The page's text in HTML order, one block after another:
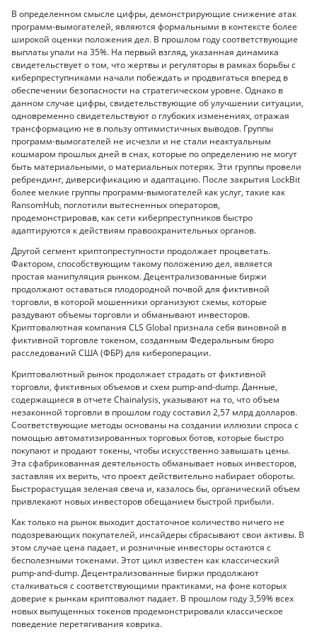
В определенном смысле цифры, демонстрирующие снижение атак
программ-вымогателей, являются формальными в контексте более
широкой оценки положения дел. В прошлом году соответствующие
выплаты упали на 35%. На первый взгляд, указанная динамика
свидетельствует о том, что жертвы и регуляторы в рамках борьбы с
киберпреступниками начали побеждать и продвигаться вперед в
обеспечении безопасности на стратегическом уровне. Однако в
данном случае цифры, свидетельствующие об улучшении ситуации,
одновременно свидетельствуют о глубоких изменениях, отражая
трансформацию не в пользу оптимистичных выводов. Группы
программ-вымогателей не исчезли и не стали неактуальным
кошмаром прошлых дней в снах, которые по определению не могут
быть материальными, о материальных потерях. Эти группы провели
ребрендинг, диверсификацию и адаптацию. После закрытия LockBit
более мелкие группы программ-вымогателей как услуг, такие как
RansomHub, поглотили вытесненных операторов,
продемонстрировав, как сети киберпреступников быстро
адаптируются к действиям правоохранительных органов.
Другой сегмент криптопреступности продолжает процветать.
Фактором, способствующим такому положению дел, является
простая манипуляция рынком. Децентрализованные биржи
продолжают оставаться плодородной почвой для фиктивной
торговли, в которой мошенники организуют схемы, которые
раздувают объемы торговли и обманывают инвесторов.
Криптовалютная компания CLS Global признала себя виновной в
фиктивной торговле токеном, созданным Федеральным бюро
расследований США (ФБР) для кибероперации.
Криптовалютный рынок продолжает страдать от фиктивной
торговли, фиктивных объемов и схем pump-and-dump. Данные,
содержащиеся в отчете Chainalysis, указывают на то, что объем
незаконной торговли в прошлом году составил 2,57 млрд долларов.
Соответствующие методы основаны на создании иллюзии спроса с
помощью автоматизированных торговых ботов, которые быстро
покупают и продают токены, чтобы искусственно завышать цены.
Эта сфабрикованная деятельность обманывает новых инвесторов,
заставляя их верить, что проект действительно набирает обороты.
Быстрорастущая зеленая свеча и, казалось бы, органический объем
привлекают новых инвесторов обещанием быстрой прибыли.
Как только на рынок выходит достаточное количество ничего не
подозревающих покупателей, инсайдеры сбрасывают свои активы. В
этом случае цена падает, и розничные инвесторы остаются с
бесполезными токенами. Этот цикл известен как классический
pump-and-dump. Децентрализованные биржи продолжают
сталкиваться с соответствующими практиками, на фоне которых
доверие к рынкам криптовалют падает. В прошлом году 3,59% всех
новых выпущенных токенов продемонстрировали классическое
поведение перетягивания коврика.